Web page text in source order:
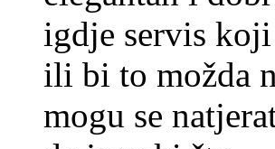
igdje servis
ili bi to možda
mogu se